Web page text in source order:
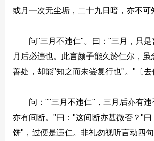
或月一次无尘垢，二十九日暗，亦不可
问"三月不违仁"。曰："三月，只是
月后必违也。此言颜子能久於仁尔，虽
善处，却能"知之而未尝复行也"。"〔去
问：""三月不违仁"，三月后亦有违
亦有间断。"曰："这间断亦甚微否？"
饼"，过便是违仁。非礼勿视听言动四